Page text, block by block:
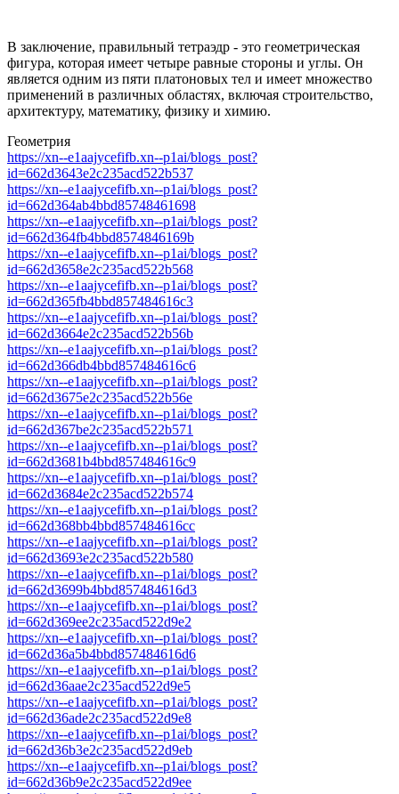
В заключение, правильный тетраэдр - это геометрическая
фигура, которая имеет четыре равные стороны и углы. Он
является одним из пяти платоновых тел и имеет множество
применений в различных областях, включая строительство,
архитектуру, математику, физику и химию.
Геометрия
https://xn--e1aajycefifb.xn--p1ai/blogs_post?
id=662d3643e2c235acd522b537
https://xn--e1aajycefifb.xn--p1ai/blogs_post?
id=662d364ab4bbd85748461698
https://xn--e1aajycefifb.xn--p1ai/blogs_post?
id=662d364fb4bbd8574846169b
https://xn--e1aajycefifb.xn--p1ai/blogs_post?
id=662d3658e2c235acd522b568
https://xn--e1aajycefifb.xn--p1ai/blogs_post?
id=662d365fb4bbd857484616c3
https://xn--e1aajycefifb.xn--p1ai/blogs_post?
id=662d3664e2c235acd522b56b
https://xn--e1aajycefifb.xn--p1ai/blogs_post?
id=662d366db4bbd857484616c6
https://xn--e1aajycefifb.xn--p1ai/blogs_post?
id=662d3675e2c235acd522b56e
https://xn--e1aajycefifb.xn--p1ai/blogs_post?
id=662d367be2c235acd522b571
https://xn--e1aajycefifb.xn--p1ai/blogs_post?
id=662d3681b4bbd857484616c9
https://xn--e1aajycefifb.xn--p1ai/blogs_post?
id=662d3684e2c235acd522b574
https://xn--e1aajycefifb.xn--p1ai/blogs_post?
id=662d368bb4bbd857484616cc
https://xn--e1aajycefifb.xn--p1ai/blogs_post?
id=662d3693e2c235acd522b580
https://xn--e1aajycefifb.xn--p1ai/blogs_post?
id=662d3699b4bbd857484616d3
https://xn--e1aajycefifb.xn--p1ai/blogs_post?
id=662d369ee2c235acd522d9e2
https://xn--e1aajycefifb.xn--p1ai/blogs_post?
id=662d36a5b4bbd857484616d6
https://xn--e1aajycefifb.xn--p1ai/blogs_post?
id=662d36aae2c235acd522d9e5
https://xn--e1aajycefifb.xn--p1ai/blogs_post?
id=662d36ade2c235acd522d9e8
https://xn--e1aajycefifb.xn--p1ai/blogs_post?
id=662d36b3e2c235acd522d9eb
https://xn--e1aajycefifb.xn--p1ai/blogs_post?
id=662d36b9e2c235acd522d9ee